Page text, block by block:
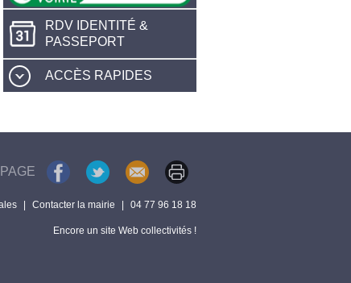
RDV IDENTITÉ &
PASSEPORT
ACCÈS RAPIDES
Contacter la mairie 04 77 96 18 18
Encore un site Web collectivités !